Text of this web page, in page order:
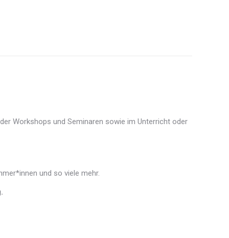
Workshops und Seminaren sowie im Unterricht oder
und so viele mehr.